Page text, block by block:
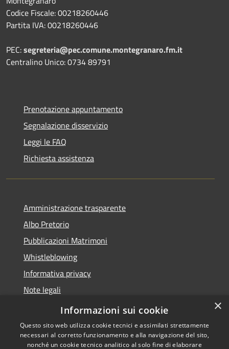
Codice Fiscale: 00218260446
Partita IVA: 00218260446
PEC:segreteria@pec.comune.montegranaro.fm.it
Centralino Unico: 0734 89791
Prenotazione appuntamento
Segnalazione disservizio
Leggi le FAQ
Richiesta assistenza
Amministrazione trasparente
Albo Pretorio
Pubblicazioni Matrimoni
Whistleblowing
Informativa privacy
Note legali
Dichiarazione di accessibilità
×
Informazioni sui cookie
Questo sito web utilizza cookie tecnici e assimilati strettamente
necessari al corretto funzionamento e alla navigazione del sito,
nonché un cookie tecnico analitico al solo fine di elaborare